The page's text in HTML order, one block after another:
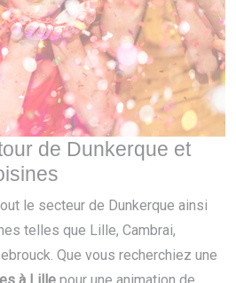
de Dunkerque et
le secteur de Dunkerque ainsi
telles que Lille, Cambrai,
Que vous recherchiez une